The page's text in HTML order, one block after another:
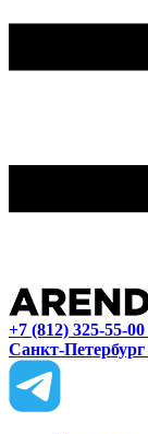
+7 (812) 325-55-00
Санкт-Петербург